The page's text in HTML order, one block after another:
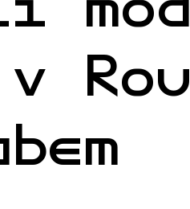
v